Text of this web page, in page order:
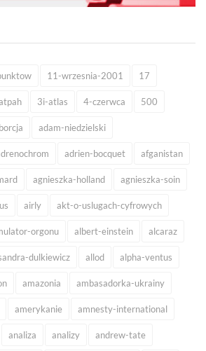
11-wrzesnia-2001 17
3i-atlas 4-czerwca 500
adam-niedzielski
adrien-bocquet afganistan
agnieszka-holland agnieszka-soin
airly akt-o-uslugach-cyfrowych
orgonu albert-einstein alcaraz
dulkiewicz allod alpha-ventus
amazonia ambasadorka-ukrainy
amerykanie amnesty-international
analiza analizy andrew-tate